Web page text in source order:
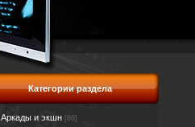
Категории раздела
Аркады и экшн [86]